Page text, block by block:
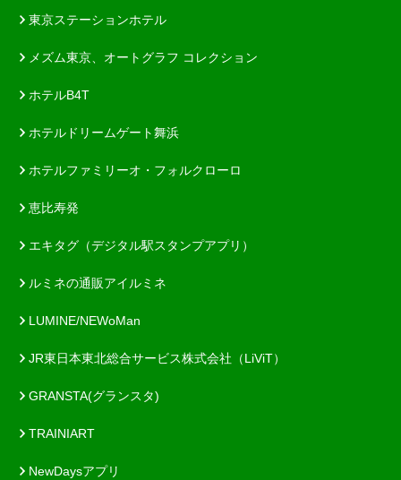
東京ステーションホテル
メズム東京、オートグラフ コレクション
ホテルB4T
ホテルドリームゲート舞浜
ホテルファミリーオ・フォルクローロ
恵比寿発
エキタグ（デジタル駅スタンプアプリ）
ルミネの通販アイルミネ
LUMINE/NEWoMan
JR東日本東北総合サービス株式会社（LiViT）
GRANSTA(グランスタ)
TRAINIART
NewDaysアプリ